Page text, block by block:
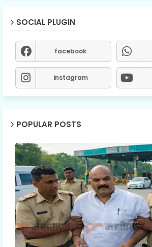
SOCIAL PLUGIN
facebook
instagram
POPULAR POSTS